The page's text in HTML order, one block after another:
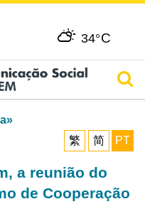
34°C
繁
简 PT
a reunião do
de Cooperação